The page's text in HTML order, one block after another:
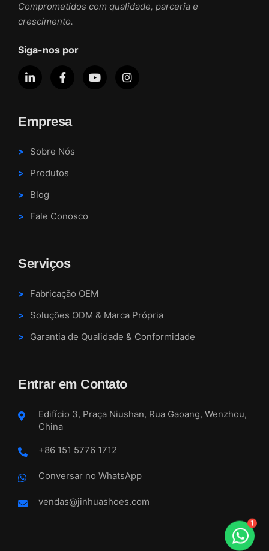
Comprometidos com qualidade, parceria e
crescimento.
Siga-nos por
Empresa
Sobre Nós
Produtos
Blog
Fale Conosco
Serviços
Fabricação OEM
Soluções ODM & Marca Própria
Garantia de Qualidade & Conformidade
Entrar em Contato
Edifício 3, Praça Niushan, Rua Gaoang, Wenzhou,
China
+86 151 5776 1712
Conversar no WhatsApp
vendas@jinhuashoes.com
1